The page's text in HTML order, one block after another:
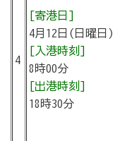
4
[寄港日]
4月12日(日曜日)
[入港時刻]
8時00分
[出港時刻]
18時30分